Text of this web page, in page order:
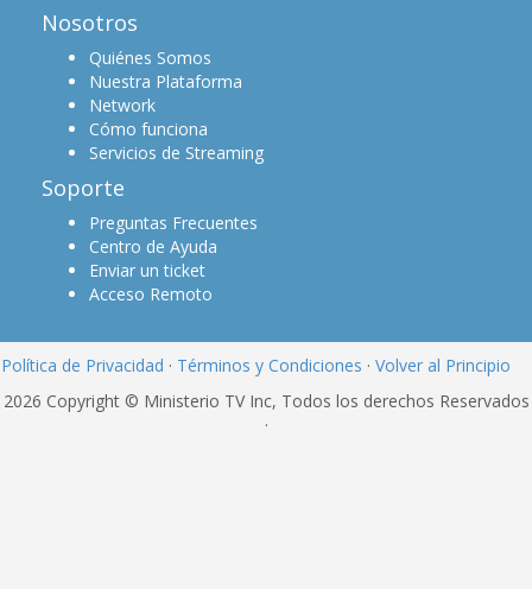
Nosotros
Quiénes Somos
Nuestra Plataforma
Network
Cómo funciona
Servicios de Streaming
Soporte
Preguntas Frecuentes
Centro de Ayuda
Enviar un ticket
Acceso Remoto
Política de Privacidad · Términos y Condiciones · Volver al Principio
2026 Copyright © Ministerio TV Inc, Todos los derechos Reservados
·